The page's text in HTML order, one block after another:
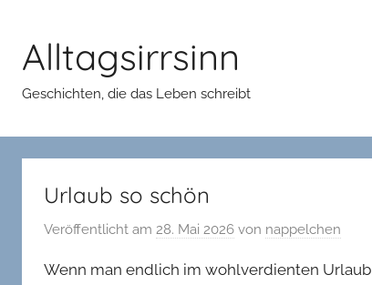
springen
Alltagsirrsinn
Geschichten, die das Leben schreibt
Urlaub so schön
Veröffentlicht am 28. Mai 2026 von nappelchen
Wenn man endlich im wohlverdienten Urlaub